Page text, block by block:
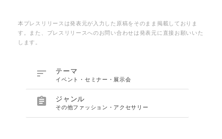
本プレスリリースは発表元が入力した原稿をそのまま掲載しておりま
す。また、プレスリリースへのお問い合わせは発表元に直接お願いいた
します。
 テーマ
イベント・セミナー・展示会
 ジャンル
その他ファッション・アクセサリー